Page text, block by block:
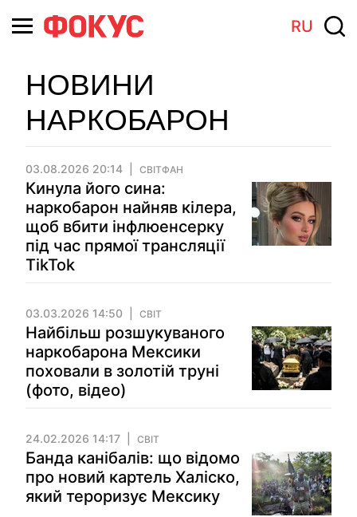
RU
НОВИНИ
НАРКОБАРОН
03.08.2026 20:14 СВІТФАН
Кинула його сина:
наркобарон найняв кілера,
щоб вбити інфлюенсерку
під час прямої трансляції
TikTok
03.03.2026 14:50 СВІТ
Найбільш розшукуваного
наркобарона Мексики
поховали в золотій труні
(фото, відео)
24.02.2026 14:17 СВІТ
Банда канібалів: що відомо
про новий картель Халіско,
який тероризує Мексику